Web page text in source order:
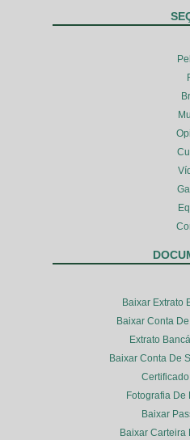
Baixar Extrato
Baixar Conta
Extrato
Baixar Conta De
Fotografia De
Baixar
Baixar Carteira